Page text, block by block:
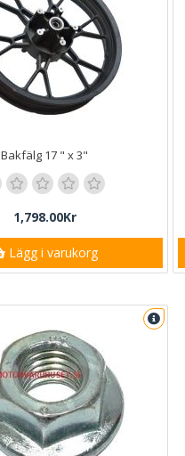
Bakfälg 17 " x 3"
1,798.00Kr
Lägg i varukorg